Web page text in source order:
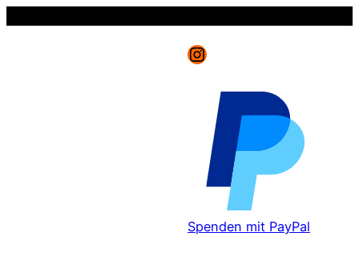
Instagram
Spenden mit PayPal